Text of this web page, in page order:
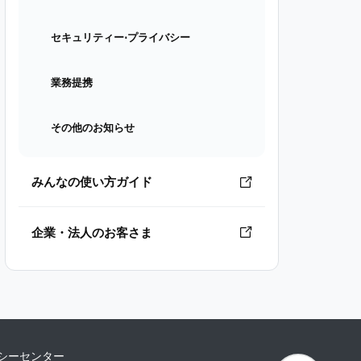
セキュリティー⋅プライバシー
業務提携
その他のお知らせ
みんなの使い方ガイド
企業・法人のお客さま
ーセンター